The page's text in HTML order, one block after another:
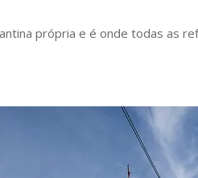
própria e é onde todas as